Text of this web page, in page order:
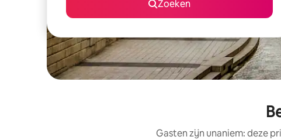
Zoeken
Gasten zijn unaniem: deze